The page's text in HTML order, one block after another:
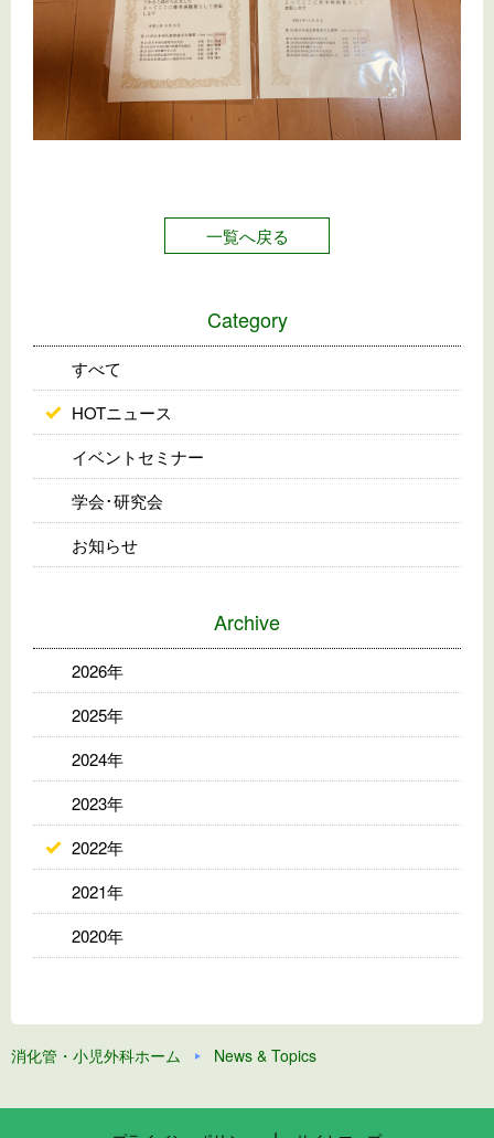
一覧へ戻る
Category
すべて
HOTニュース
イベントセミナー
学会･研究会
お知らせ
Archive
2026年
2025年
2024年
2023年
2022年
2021年
2020年
消化管・小児外科ホーム News & Topics